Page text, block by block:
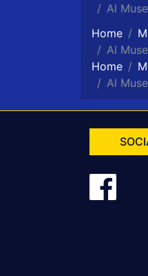
Al
Home
Al
Home
Al